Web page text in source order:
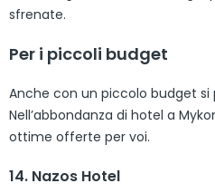
sfrenate.
Per i piccoli budget
Anche con un piccolo budget si
Nell’abbondanza di hotel a
ottime offerte per voi.
14. Nazos Hotel